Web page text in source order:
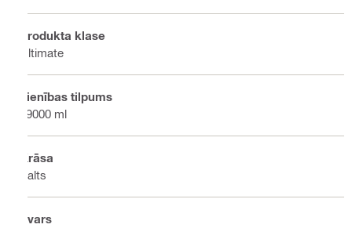
Produkta klase
Ultimate
Vienības tilpums
19000 ml
Krāsa
Balts
Svars